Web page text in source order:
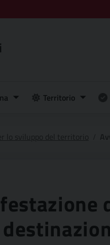
Territorio